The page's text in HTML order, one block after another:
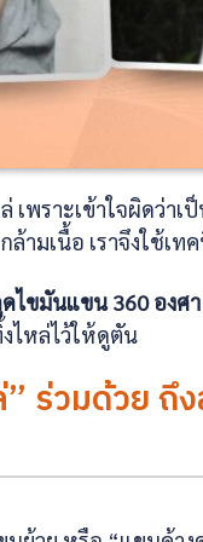
พราะเข้าใจผิดว่าเ
ามเนื้อ เราจึงใช้เ
ไขมันแขน 360 องศา
ไหล่ไว้ให้ดูตัน
” ร่วมด้วย